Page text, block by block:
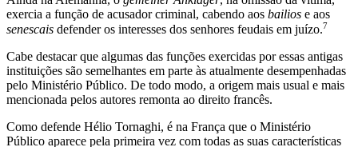
exercia a função de acusador criminal, cabendo aos bailios e aos
senescais defender os interesses dos senhores feudais em juízo.7
Cabe destacar que algumas das funções exercidas por essas antigas
instituições são semelhantes em parte às atualmente desempenhadas
pelo Ministério Público. De todo modo, a origem mais usual e mais
mencionada pelos autores remonta ao direito francês.
Como defende Hélio Tornaghi, é na França que o Ministério
Público aparece pela primeira vez com todas as suas características